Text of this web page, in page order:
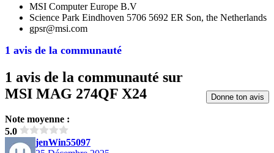
1 avis de la communauté
MSI Computer Europe B.V
Science Park Eindhoven 5706 5692 ER Son, the Netherlands
gpsr@msi.com
1 avis de la communauté sur
MSI MAG 274QF X24
Note moyenne :
5.0
Donne ton avis
jenWin55097